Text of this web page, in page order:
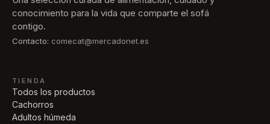
conocimiento para la vida que comparte el sofá
contigo.
Contacto: comecat@mercadonet.es
TIENDA
Todos los productos
Cachorros
Adultos húmeda